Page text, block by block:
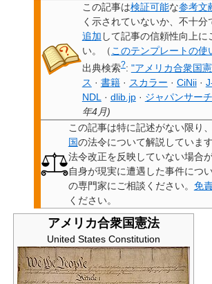
この記事は検証可能な参考文
く示されていないか、不十分
追加 して記事の信頼性向上に
い。
（ このテンプレートの使
出典検索?: "アメリカ合衆国
ス · 書籍 · スカラー · CiNii ·
NDL
· dlib.jp · ジャパンサーチ
年4月)
この記事は特に記述がない限り、
国の法令について解説していま
法令改正を反映していない場合が
自身が現実に遭遇した事件につ
の専門家にご相談ください。 免
ください。
アメリカ合衆国憲法
United States Constitution